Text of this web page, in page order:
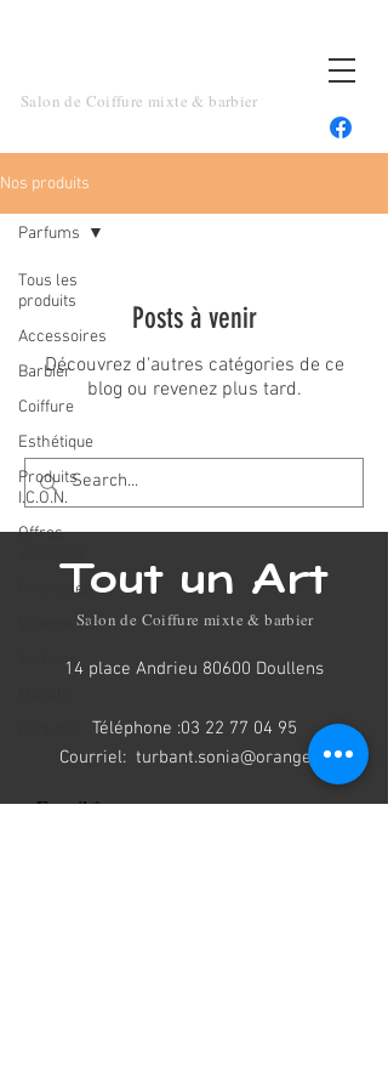
Salon de Coiffure mixte & barbier
Nos produits
Tous les
produits
Accessoires
Barbier
Coiffure
Esthétique
Produits
I.C.O.N.
Offres
Prothèses
Vêtements
Turbans
Parfums
Posts à venir
Découvrez d'autres catégories de ce
blog ou revenez plus tard.
Tout un Art
Salon de Coiffure mixte & barbier
14 place Andrieu 80600 Doullens
Téléphone :03 22 77 04 95
Courriel: turbant.sonia@orange.fr
E-mail